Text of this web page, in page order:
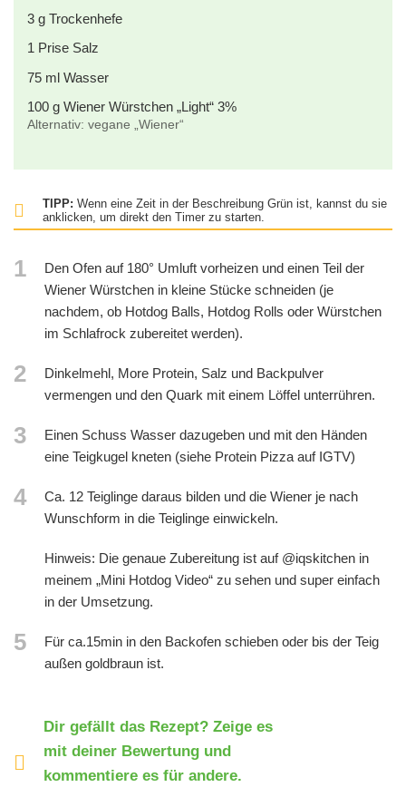
3 g Trockenhefe
1 Prise Salz
75 ml Wasser
100 g Wiener Würstchen „Light“ 3%
Alternativ: vegane „Wiener“
TIPP: Wenn eine Zeit in der Beschreibung Grün ist, kannst du sie
anklicken, um direkt den Timer zu starten.
1
Den Ofen auf 180° Umluft vorheizen und einen Teil der
Wiener Würstchen in kleine Stücke schneiden (je
nachdem, ob Hotdog Balls, Hotdog Rolls oder Würstchen
im Schlafrock zubereitet werden).
2
Dinkelmehl, More Protein, Salz und Backpulver
vermengen und den Quark mit einem Löffel unterrühren.
3
Einen Schuss Wasser dazugeben und mit den Händen
eine Teigkugel kneten (siehe Protein Pizza auf IGTV)
4
Ca. 12 Teiglinge daraus bilden und die Wiener je nach
Wunschform in die Teiglinge einwickeln.
Hinweis: Die genaue Zubereitung ist auf @iqskitchen in
meinem „Mini Hotdog Video“ zu sehen und super einfach
in der Umsetzung.
5
Für ca.15min in den Backofen schieben oder bis der Teig
außen goldbraun ist.
Dir gefällt das Rezept? Zeige es
mit deiner Bewertung und
kommentiere es für andere.